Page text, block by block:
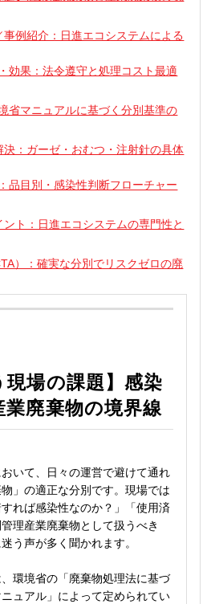
例紹介：日進エコシステムによる
効果：法令遵守と処理コスト最適
省マニュアルに基づく分別基準の
：ガーゼ・おむつ・注射針の具体
品目別・感染性判断フローチャー
ト：日進エコシステムの専門性と
）：確実な分別でリスクゼロの廃
現場の課題】感染
業廃棄物の境界線
いて、日々の運営で避けて通れ
」の適正な分別です。現場では
すれば感染性なのか？」「使用済
理産業廃棄物として扱うべき
う声が多く聞かれます。
環境省の「廃棄物処理法に基づ
ュアル」によって定められてい